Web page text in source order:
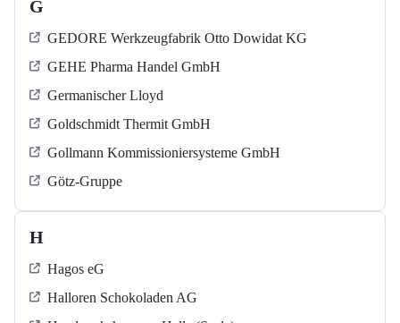
G
GEDORE Werkzeugfabrik Otto Dowidat KG
GEHE Pharma Handel GmbH
Germanischer Lloyd
Goldschmidt Thermit GmbH
Gollmann Kommissioniersysteme GmbH
Götz-Gruppe
H
Hagos eG
Halloren Schokoladen AG